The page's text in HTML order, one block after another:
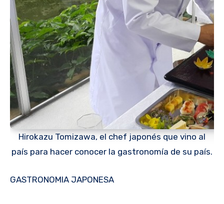
Hirokazu Tomizawa, el chef japonés que vino al
país para hacer conocer la gastronomía de su país.
GASTRONOMIA JAPONESA